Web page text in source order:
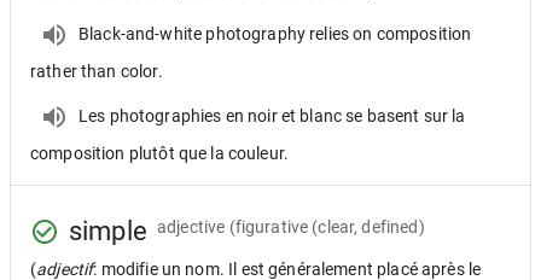
Black-and-white photography relies on composition
rather than color.
Les photographies en noir et blanc se basent sur la
composition plutôt que la couleur.
simple adjective (figurative (clear, defined)
(adjectif: modifie un nom. Il est généralement placé après le